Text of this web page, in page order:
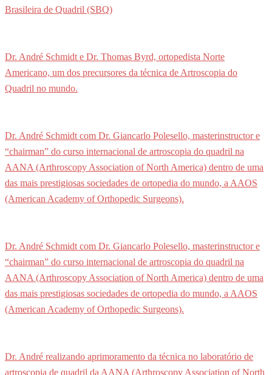
Brasileira de Quadril (SBQ)
Dr. André Schmidt e Dr. Thomas Byrd, ortopedista Norte
Americano, um dos precursores da técnica de Artroscopia do
Quadril no mundo.
Dr. André Schmidt com Dr. Giancarlo Polesello, masterinstructor e
“chairman” do curso internacional de artroscopia do quadril na
AANA (Arthroscopy Association of North America) dentro de uma
das mais prestigiosas sociedades de ortopedia do mundo, a AAOS
(American Academy of Orthopedic Surgeons).
Dr. André Schmidt com Dr. Giancarlo Polesello, masterinstructor e
“chairman” do curso internacional de artroscopia do quadril na
AANA (Arthroscopy Association of North America) dentro de uma
das mais prestigiosas sociedades de ortopedia do mundo, a AAOS
(American Academy of Orthopedic Surgeons).
Dr. André realizando aprimoramento da técnica no laboratório de
artroscopia de quadril da AANA (Arthroscopy Association of North